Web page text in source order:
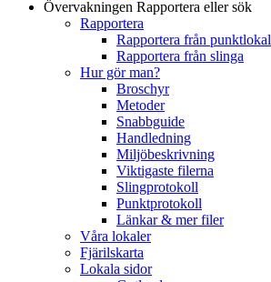
Övervakningen Rapportera eller sök
Rapportera
Rapportera från punktlokal
Rapportera från slinga
Hur gör man?
Broschyr
Metoder
Snabbguide
Handledning
Miljöbeskrivning
Viktigaste filerna
Slingprotokoll
Punktprotokoll
Länkar & mer filer
Våra lokaler
Fjärilskarta
Lokala sidor